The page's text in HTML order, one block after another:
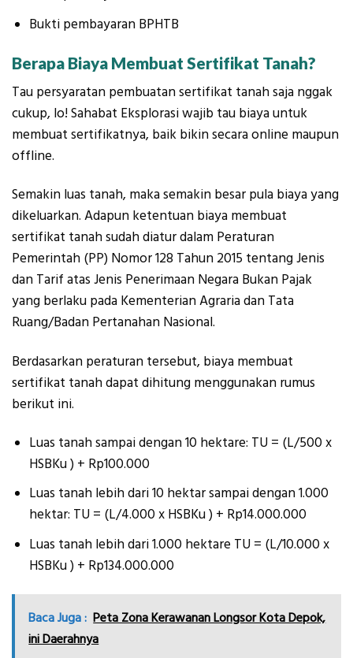
Bukti pembayaran BPHTB
Berapa Biaya Membuat Sertifikat Tanah?
Tau persyaratan pembuatan sertifikat tanah saja nggak
cukup, lo! Sahabat Eksplorasi wajib tau biaya untuk
membuat sertifikatnya, baik bikin secara online maupun
offline.
Semakin luas tanah, maka semakin besar pula biaya yang
dikeluarkan. Adapun ketentuan biaya membuat
sertifikat tanah sudah diatur dalam Peraturan
Pemerintah (PP) Nomor 128 Tahun 2015 tentang Jenis
dan Tarif atas Jenis Penerimaan Negara Bukan Pajak
yang berlaku pada Kementerian Agraria dan Tata
Ruang/Badan Pertanahan Nasional.
Berdasarkan peraturan tersebut, biaya membuat
sertifikat tanah dapat dihitung menggunakan rumus
berikut ini.
Luas tanah sampai dengan 10 hektare: TU = (L/500 x
HSBKu ) + Rp100.000
Luas tanah lebih dari 10 hektar sampai dengan 1.000
hektar: TU = (L/4.000 x HSBKu ) + Rp14.000.000
Luas tanah lebih dari 1.000 hektare TU = (L/10.000 x
HSBKu ) + Rp134.000.000
Baca Juga : Peta Zona Kerawanan Longsor Kota Depok,
ini Daerahnya